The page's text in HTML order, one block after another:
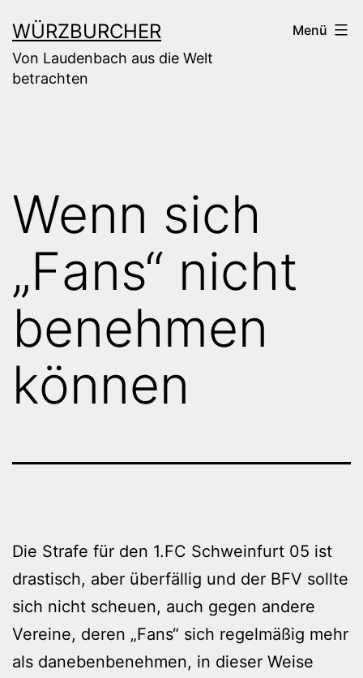
Inhalt
springen
WÜRZBURCHER
Von Laudenbach aus die Welt
betrachten
Menü
Wenn sich
„Fans“ nicht
benehmen
können
Die Strafe für den 1.FC Schweinfurt 05 ist
drastisch, aber überfällig und der BFV sollte
sich nicht scheuen, auch gegen andere
Vereine, deren „Fans“ sich regelmäßig mehr
als danebenbenehmen, in dieser Weise